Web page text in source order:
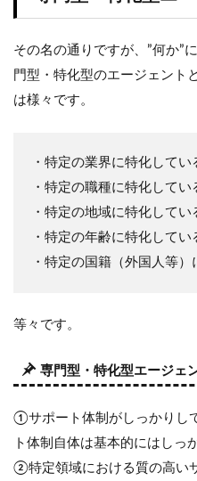
その名の通りですが、”何か”
門型・特化型のエージェント
は様々です。
・特定の業界に特化してい
・特定の職種に特化してい
・特定の地域に特化してい
・特定の年齢に特化してい
・特定の国籍（外国人等
等々です。
専門型・特化型エージェ
①サポート体制がしっかりし
ト体制自体は基本的にはしっ
②特定領域における質の高い